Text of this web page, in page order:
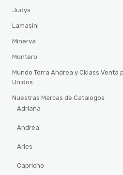
Judys
Lamasini
Minerva
Montero
Mundo Terra Andrea y Cklass Venta
Unidos
Nuestras Marcas de Catalogos
Adriana
Andrea
Arles
Capricho